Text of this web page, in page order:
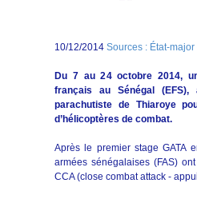
10/12/2014 Sources : État-
Du 7 au 24 octobre 2014,
français au Sénégal (EFS),
parachutiste de Thiaroye
d’hélicoptères de combat.
Après le premier stage GATA
armées sénégalaises (FAS)
CCA (close combat attack -